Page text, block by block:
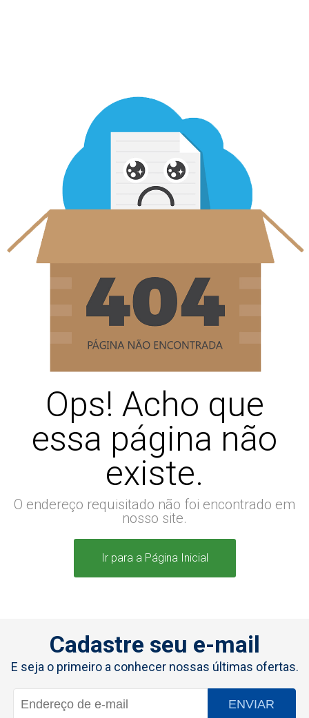
Ops! Acho que
essa página não
existe.
O endereço requisitado não foi encontrado em
nosso site.
Ir para a Página Inicial
Cadastre seu e-mail
E seja o primeiro a conhecer nossas últimas ofertas.
ENVIAR